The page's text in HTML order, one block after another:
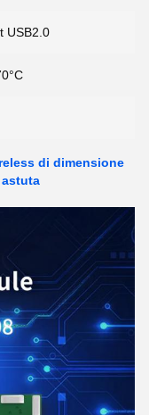
USB2.0
di dimensione
astuta